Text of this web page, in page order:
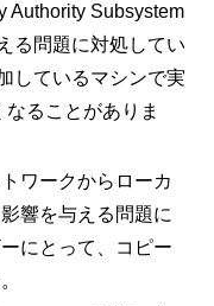
Authority Subsystem
る問題に対処してい
しているマシンで実
ることがありま
ワークからローカ
響を与える問題に
にとって、コピー